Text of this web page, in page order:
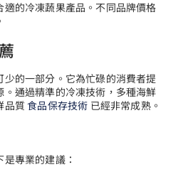
的冷凍蔬果產品。不同品牌價格
的一部分。它為忙碌的消費者提
通過精準的冷凍技術，多種海鮮
品質食品保存技術 已經非常成熟。
專業的建議：